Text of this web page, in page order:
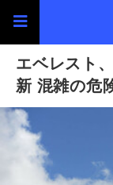
エベレスト
新 混雑の危